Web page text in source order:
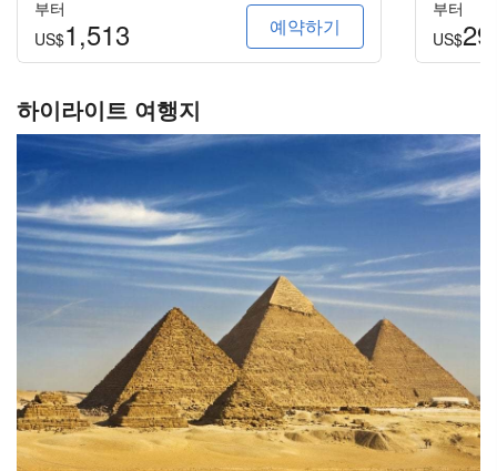
부터
US$1,513 예약하기
부터
US$
하이라이트 여행지